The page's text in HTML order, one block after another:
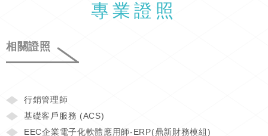
專業證照
相關證照
行銷管理師
基礎客戶服務 (ACS)
EEC企業電子化軟體應用師-ERP(鼎新財務模組)